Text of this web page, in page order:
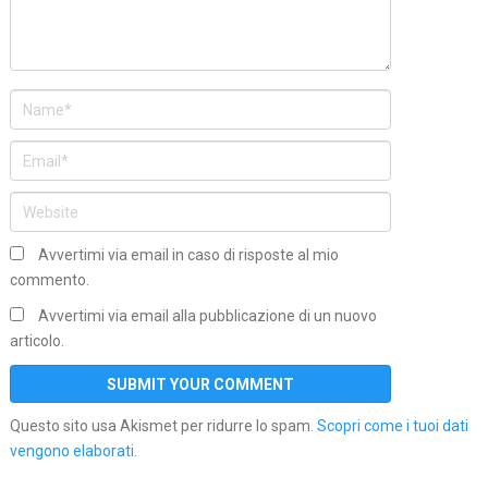
Avvertimi via email in caso di risposte al mio
commento.
Avvertimi via email alla pubblicazione di un nuovo
articolo.
Questo sito usa Akismet per ridurre lo spam. Scopri come i tuoi dati
vengono elaborati.